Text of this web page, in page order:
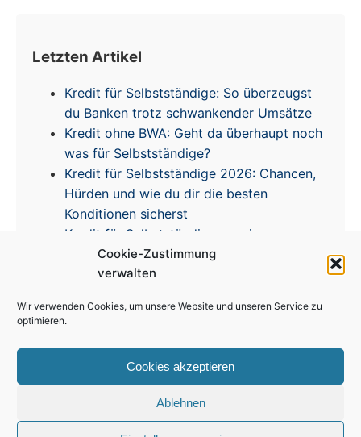
Cookie-Zustimmung
verwalten
Wir verwenden Cookies, um unsere Website und unseren Service zu
optimieren.
Cookies akzeptieren
Ablehnen
Letzten Artikel
Kredit für Selbstständige: So überzeugst
du Banken trotz schwankender Umsätze
Kredit ohne BWA: Geht da überhaupt noch
was für Selbstständige?
Kredit für Selbstständige 2026: Chancen,
Hürden und wie du dir die besten
Konditionen sicherst
Kredit für Selbstständige – meine
Erfahrungen & Tipps zur Zinsentwicklung
Impressum | Disclaimer | Datenschutz | Cookie
Richtlinie